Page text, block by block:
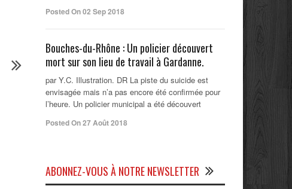
Posted On 02 Sep 2018
Bouches-du-Rhône : Un policier découvert
mort sur son lieu de travail à Gardanne.
par Y.C. Illustration. DR La piste du suicide est
envisagée mais n’a pas encore été confirmée pour
l’heure. Un policier municipal a été découvert
Posted On 27 Août 2018
ABONNEZ-VOUS À NOTRE NEWSLETTER